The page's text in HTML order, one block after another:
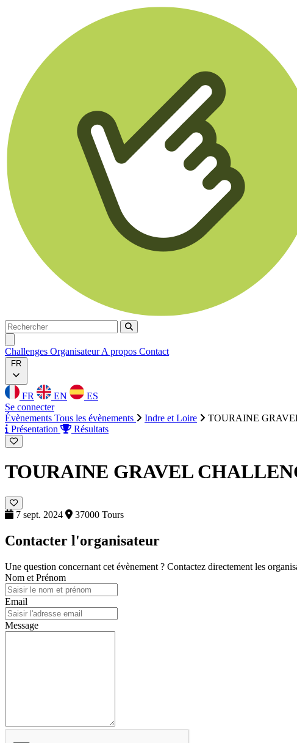
Rechercher
Rechercher
Challenges OrganisateurA propos Contact
FR
FR EN
ES
Se connecter
Évènements Tous les évènements Indre et Loire
TOURAINE
Présentation
Résultats
TOURAINE GRAVEL
7 sept. 2024 37000 Tours
Contacter l'organisateur
Une question concernant cet évènement ? Contactez directement les
Nom et Prénom
Email
Message